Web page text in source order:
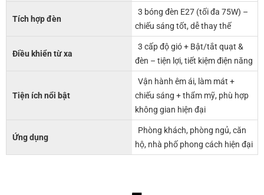
Tích hợp đèn
3 bóng đèn E27 (tối đa 75W) –
chiếu sáng tốt, dễ thay thế
Điều khiển từ xa
3 cấp độ gió + Bật/tắt quạt &
đèn – tiện lợi, tiết kiệm điện năng
Tiện ích nổi bật
Vận hành êm ái, làm mát +
chiếu sáng + thẩm mỹ, phù hợp
không gian hiện đại
Ứng dụng
Phòng khách, phòng ngủ, căn
hộ, nhà phố phong cách hiện đại